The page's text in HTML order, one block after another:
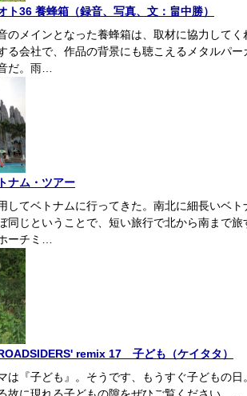
ト36 養蜂箱（録音、写真、文：畠中勝）
のメインとなった養蜂箱は、取材に協力して
る会社で、作品の背景にも聴こえるメタルパ
だ。雨…
ナム・ツアー
してベトナムに行ってきた。南北に細長いベ
同じということで、短い旅行で北から南まで
ーチミ…
remix 17 子ども（ケイタタ）
は『子ども』。そうです、もうすぐ子どもの日